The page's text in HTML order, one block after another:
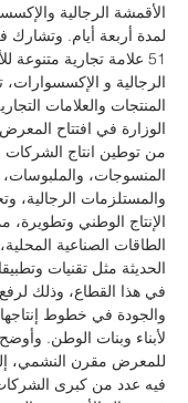
الأقمشة الرجالية
لمدة أربعة أيام.
51 علامة تجارية
الرجالية و
المنتجات والعلامات
الوزارة في افتتاح
من توطين انتاج الشركات
المنسوجات، والملبوسات،
والمستلزمات الرجالية،
الإنتاج الوطني وتطويرة،
الطاقات الصناعية
الحديثة مثل تقنيات
في هذا القطاع، وذلك
والجودة في خطوط
لأبناء وبنات الوطن.
للمعرض مقرن النشمي،
فيه عدد من كبرى